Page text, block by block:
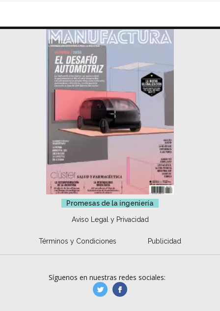
Promesas de la ingeniería
Aviso Legal y Privacidad
Términos y Condiciones Publicidad
Síguenos en nuestras redes sociales:
manufacturaGE